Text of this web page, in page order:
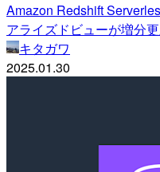
Amazon Redshift
アライズドビューが増分
キタガワ
2025.01.30